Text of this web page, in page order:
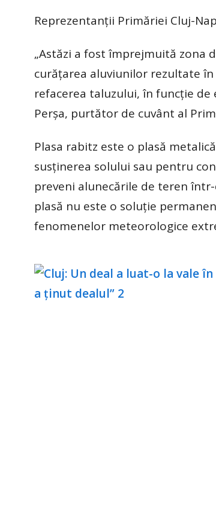
Reprezentanții Primăriei Cluj-
„Astăzi a fost împrejmuită zona
curățarea aluviunilor rezultate
refacerea taluzului, în funcție
Perșa, purtător de cuvânt al
Plasa rabitz este o plasă
susținerea solului sau pentru
preveni alunecările de teren
plasă nu este o soluție
fenomenelor meteorologice